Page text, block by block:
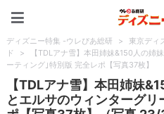
ディズニー特集 -ウレぴあ総研 > 東京ディ
ド
>
【TDLアナ雪】本田姉妹&150人の姉
ーティング｣特別版 完全レポ【写真37枚】
【TDLアナ雪】本田姉妹
とエルサのウィンターグ